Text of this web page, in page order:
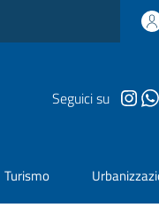
Seguici su
Turismo